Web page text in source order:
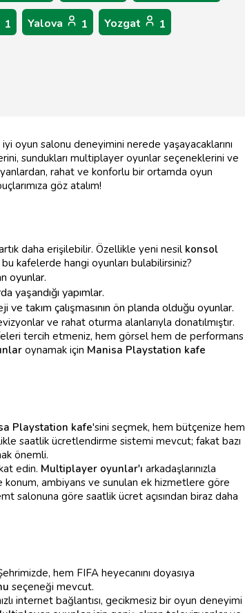
1 Yalova 1 Yozgat 1
oyun salonu deneyimini nerede yaşayacaklarını
sundukları multiplayer oyunlar seçeneklerini ve
rahat ve konforlu bir ortamda oyun
göz atalım!
daha erişilebilir. Özellikle yeni nesil konsol
kafelerde hangi oyunları bulabilirsiniz?
oyunlar.
yapımlar.
takım çalışmasının ön planda olduğu oyunlar.
ve rahat oturma alanlarıyla donatılmıştır.
tercih etmeniz, hem görsel hem de performans
oynamak için Manisa Playstation kafe
Playstation kafe'sini seçmek, hem bütçenize hem
saatlik ücretlendirme sistemi mevcut; fakat bazı
önemli.
edin. Multiplayer oyunlar'ı arkadaşlarınızla
ambiyans ve sunulan ek hizmetlere göre
salonuna göre saatlik ücret açısından biraz daha
hem FIFA heyecanını doyasıya
seçeneği mevcut.
internet bağlantısı, gecikmesiz bir oyun deneyimi